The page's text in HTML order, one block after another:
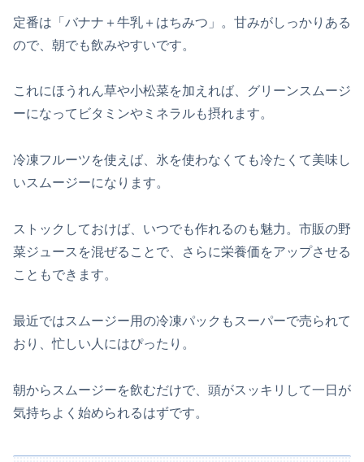
定番は「バナナ＋牛乳＋はちみつ」。甘みがしっかりある
ので、朝でも飲みやすいです。
これにほうれん草や小松菜を加えれば、グリーンスムージ
ーになってビタミンやミネラルも摂れます。
冷凍フルーツを使えば、氷を使わなくても冷たくて美味し
いスムージーになります。
ストックしておけば、いつでも作れるのも魅力。市販の野
菜ジュースを混ぜることで、さらに栄養価をアップさせる
こともできます。
最近ではスムージー用の冷凍パックもスーパーで売られて
おり、忙しい人にはぴったり。
朝からスムージーを飲むだけで、頭がスッキリして一日が
気持ちよく始められるはずです。